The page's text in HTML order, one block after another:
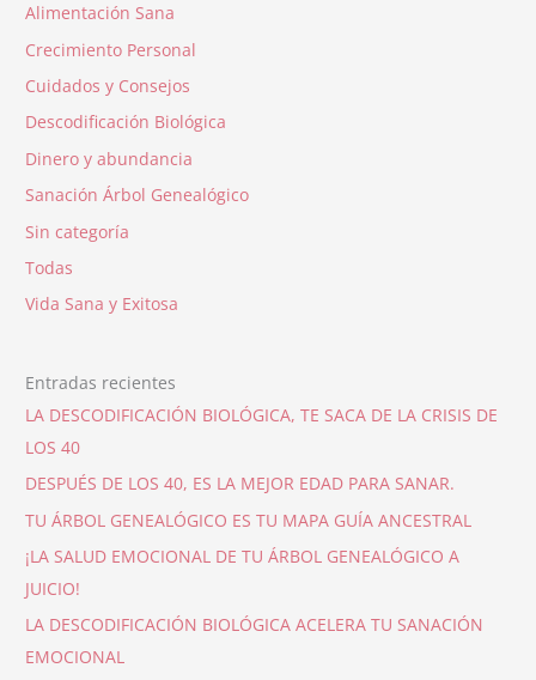
Alimentación Sana
Crecimiento Personal
Cuidados y Consejos
Descodificación Biológica
Dinero y abundancia
Sanación Árbol Genealógico
Sin categoría
Todas
Vida Sana y Exitosa
Entradas recientes
LA DESCODIFICACIÓN BIOLÓGICA, TE SACA DE LA CRISIS DE
LOS 40
DESPUÉS DE LOS 40, ES LA MEJOR EDAD PARA SANAR.
TU ÁRBOL GENEALÓGICO ES TU MAPA GUÍA ANCESTRAL
¡LA SALUD EMOCIONAL DE TU ÁRBOL GENEALÓGICO A
JUICIO!
LA DESCODIFICACIÓN BIOLÓGICA ACELERA TU SANACIÓN
EMOCIONAL